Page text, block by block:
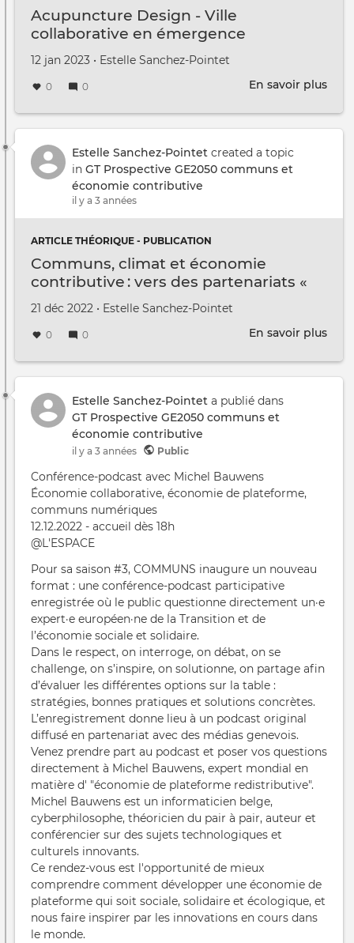
Acupuncture Design - Ville
collaborative en émergence
Créé le
12 jan 2023 •
par Estelle Sanchez-Pointet
0 0 En savoir plus
Estelle Sanchez-Pointet created a topic
in GT Prospective GE2050 communs et
économie contributive
il y a 3 années
ARTICLE THÉORIQUE - PUBLICATION
Communs, climat et économie
contributive : vers des partenariats «
public-communs » au niveau du Grand
Genève ?
Créé le
21 déc 2022 •
par Estelle Sanchez-Pointet
0 0 En savoir plus
Estelle Sanchez-Pointet a publié dans
GT Prospective GE2050 communs et
économie contributive
il y a 3 années Public
Conférence-podcast avec Michel Bauwens
Économie collaborative, économie de plateforme,
communs numériques
12.12.2022 - accueil dès 18h
@L'ESPACE
Pour sa saison #3, COMMUNS inaugure un nouveau
format : une conférence-podcast participative
enregistrée où le public questionne directement un·e
expert·e européen·ne de la Transition et de
l’économie sociale et solidaire.
Dans le respect, on interroge, on débat, on se
challenge, on s’inspire, on solutionne, on partage afin
d’évaluer les différentes options sur la table :
stratégies, bonnes pratiques et solutions concrètes.
L’enregistrement donne lieu à un podcast original
diffusé en partenariat avec des médias genevois.
Venez prendre part au podcast et poser vos questions
directement à Michel Bauwens, expert mondial en
matière d' "économie de plateforme redistributive".
Michel Bauwens est un informaticien belge,
cyberphilosophe, théoricien du pair à pair, auteur et
conférencier sur des sujets technologiques et
culturels innovants.
Ce rendez-vous est l'opportunité de mieux
comprendre comment développer une économie de
plateforme qui soit sociale, solidaire et écologique, et
nous faire inspirer par les innovations en cours dans
le monde.